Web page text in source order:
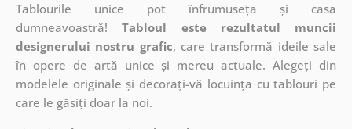
Tablourile unice pot înfrumuseța și casa
dumneavoastră!Tabloul este rezultatul muncii
designerului nostru grafic, caretransformă ideile sale
în opere de artă unice și mereu actuale. Alegeți din
modelele originale și decorați-vă locuința cu tablouri pe
care le găsiți doar la noi.